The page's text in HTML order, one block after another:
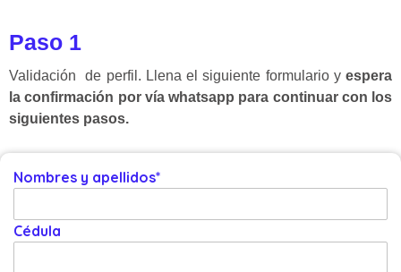
Paso 1
Validación de perfil. Llena el siguiente formulario y espera
la confirmación por vía whatsapp para continuar con los
siguientes pasos.
Nombres y apellidos*
Cédula